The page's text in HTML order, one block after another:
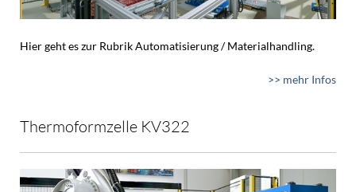
Hier geht es zur Rubrik Automatisierung / Materialhandling.
>> mehr Infos
Thermoformzelle KV322